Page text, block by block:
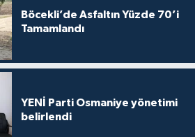
Böcekli’de Asfaltın Yüzde 70’i
Tamamlandı
YENİ Parti Osmaniye yönetimi
belirlendi